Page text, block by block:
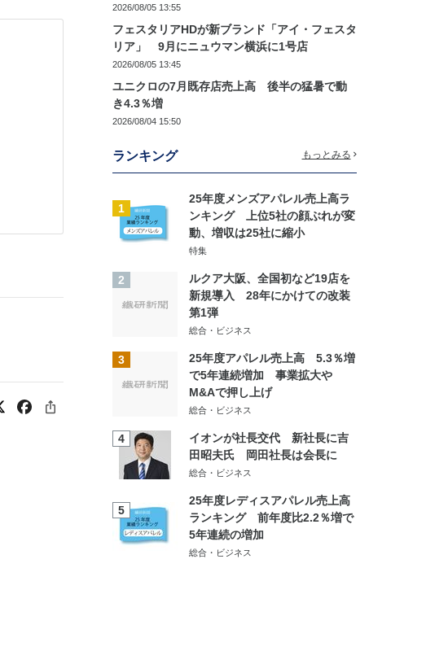
2026/08/05 13:55
フェスタリアHDが新ブランド「アイ・フェスタ
リア」 9月にニュウマン横浜に1号店
2026/08/05 13:45
ユニクロの7月既存店売上高 後半の猛暑で動
き4.3％増
2026/08/04 15:50
ランキング もっとみる
1
25年度メンズアパレル売上高ラ
ンキング 上位5社の顔ぶれが変
動、増収は25社に縮小
特集
2
ルクア大阪、全国初など19店を
新規導入 28年にかけての改装
第1弾
総合・ビジネス
3
25年度アパレル売上高 5.3％増
で5年連続増加 事業拡大や
M&Aで押し上げ
総合・ビジネス
4
イオンが社長交代 新社長に吉
田昭夫氏 岡田社長は会長に
総合・ビジネス
5
25年度レディスアパレル売上高
ランキング 前年度比2.2％増で
5年連続の増加
総合・ビジネス